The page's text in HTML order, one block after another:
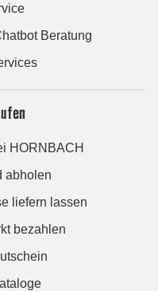
Beratung
HORNBACH
abholen
liefern lassen
bezahlen